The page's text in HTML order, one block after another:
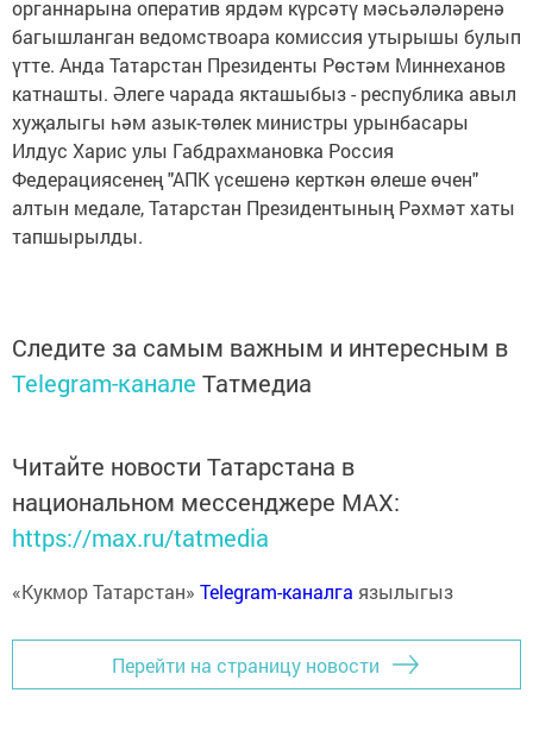
органнарына оператив ярдәм күрсәтү мәсьәләләренә
багышланган ведомствоара комиссия утырышы булып
үтте. Анда Татарстан Президенты Рөстәм Миннеханов
катнашты. Әлеге чарада якташыбыз - республика авыл
хуҗалыгы һәм азык-төлек министры урынбасары
Илдус Харис улы Габдрахмановка Россия
Федерациясенең "АПК үсешенә керткән өлеше өчен"
алтын медале, Татарстан Президентының Рәхмәт хаты
тапшырылды.
Следите за самым важным и интересным в
Telegram-канале Татмедиа
Читайте новости Татарстана в
национальном мессенджере MАХ:
https://max.ru/tatmedia
«Кукмор Татарстан» Telegram-каналга язылыгыз
Перейти на страницу новости